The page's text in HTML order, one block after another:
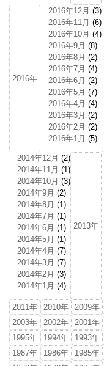
2016年
2016年12月 (3)
2016年11月 (6)
2016年10月 (4)
2016年9月 (8)
2016年8月 (2)
2016年7月 (4)
2016年6月 (2)
2016年5月 (7)
2016年4月 (4)
2016年3月 (2)
2016年2月 (2)
2016年1月 (5)
2014年12月 (2)
2014年11月 (1)
2014年10月 (3)
2014年9月 (2)
2014年8月 (1)
2014年7月 (1)
2014年6月 (1)
2014年5月 (1)
2014年4月 (7)
2014年3月 (7)
2014年2月 (3)
2014年1月 (4)
2013年
2011年 2010年 2009年
2003年
2002年 2001年
1995年
1994年 1993年
1987年
1986年 1985年